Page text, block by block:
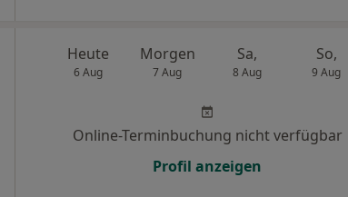
Heute
6 Aug
Morgen
7 Aug
Sa,
8 Aug
So,
9 Aug
Online-Terminbuchung nicht verfügbar
Profil anzeigen